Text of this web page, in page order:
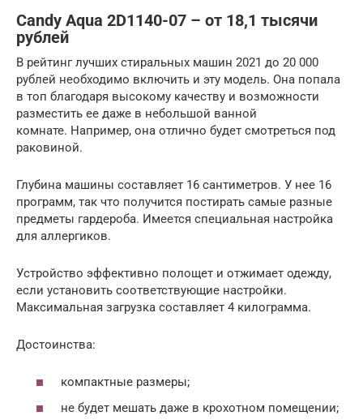
Candy Aqua 2D1140-07 – от 18,1 тысячи
рублей
В рейтинг лучших стиральных машин 2021 до 20 000
рублей необходимо включить и эту модель. Она попала
в топ благодаря высокому качеству и возможности
разместить ее даже в небольшой ванной
комнате. Например, она отлично будет смотреться под
раковиной.
Глубина машины составляет 16 сантиметров. У нее 16
программ, так что получится постирать самые разные
предметы гардероба. Имеется специальная настройка
для аллергиков.
Устройство эффективно полощет и отжимает одежду,
если установить соответствующие настройки.
Максимальная загрузка составляет 4 килограмма.
Достоинства:
компактные размеры;
не будет мешать даже в крохотном помещении;